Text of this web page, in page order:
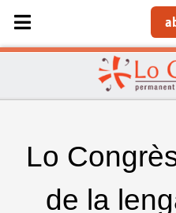
Sélectionnez votre langue
Lo
de la